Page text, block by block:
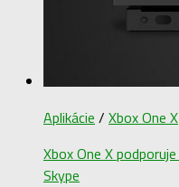
Aplikácie / Xbox One X
Xbox One X
Skype